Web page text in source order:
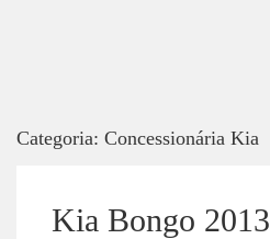
Categoria: Concessionária Kia
Kia Bongo 2013